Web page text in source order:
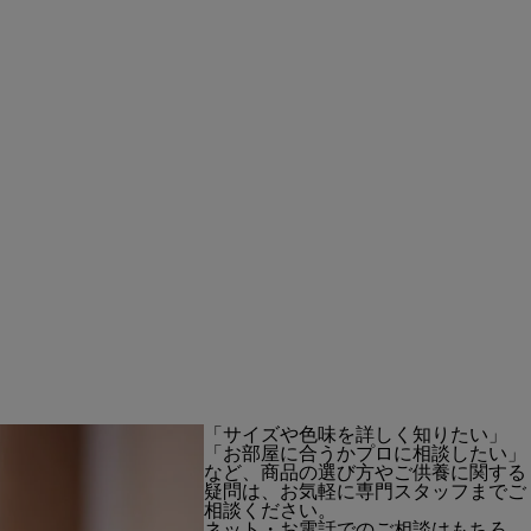
「サイズや色味を詳しく知りたい」
「お部屋に合うかプロに相談したい」
など、商品の選び方やご供養に関する
疑問は、お気軽に専門スタッフまでご
相談ください。